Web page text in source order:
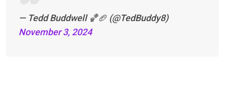
— Tedd Buddwell 🏀🏈 (@TedBuddy8)
November 3, 2024